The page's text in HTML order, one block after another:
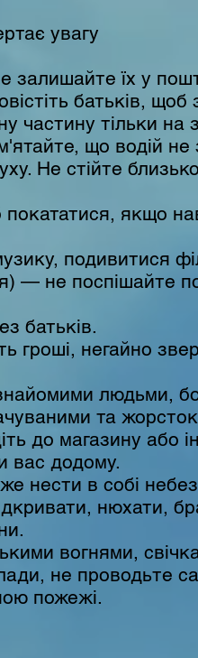
увагу
їх у
батьків,
частину тільки на
що водій
Не стійте
якщо
подивитися
— не поспішайте
батьків.
гроші, негайно
людьми,
та
до магазину або
вас додому.
нести в собі
нюхати,
вогнями,
не проводьте
пожежі.